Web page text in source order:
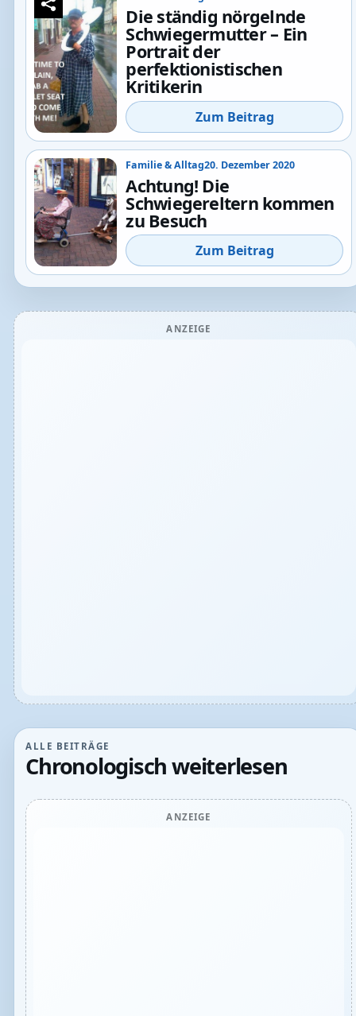
Die ständig nörgelnde
Schwiegermutter – Ein
Portrait der
perfektionistischen
Kritikerin
Zum Beitrag
Familie & Alltag20. Dezember 2020
Achtung! Die
Schwiegereltern kommen
zu Besuch
Zum Beitrag
ANZEIGE
ALLE BEITRÄGE
Chronologisch weiterlesen
ANZEIGE